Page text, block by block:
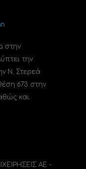
στην
την
Ν. Στερεά
673 στην
και
ΑΕ -